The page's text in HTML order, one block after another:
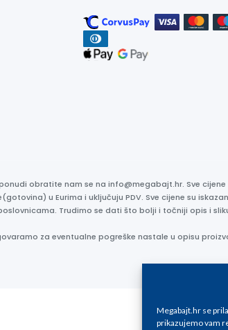
Megabajt.hr se
prikazujemo vam
obratite nam se na info@megabajt.hr. Sve
u Eurima i uključuju PDV. Sve cijene su
Trudimo se dati što bolji i točniji opis i
za eventualne pogreške nastale u opisu